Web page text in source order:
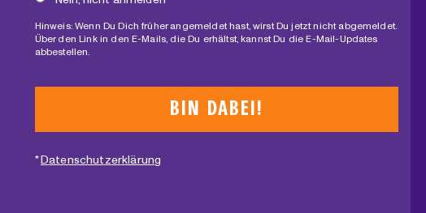
Hinweis: Wenn Du Dich früher angemeldet hast, wirst Du jetzt nicht abgemeldet.
Über den Link in den E-Mails, die Du erhältst, kannst Du die E-Mail-Updates
abbestellen.
*Datenschutzerklärung